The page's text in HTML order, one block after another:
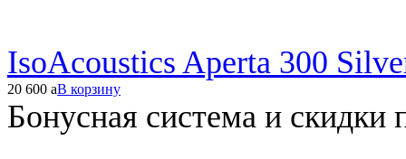
IsoAcoustics Aperta 300
20 600 aВ корзину
Бонусная система и скидки